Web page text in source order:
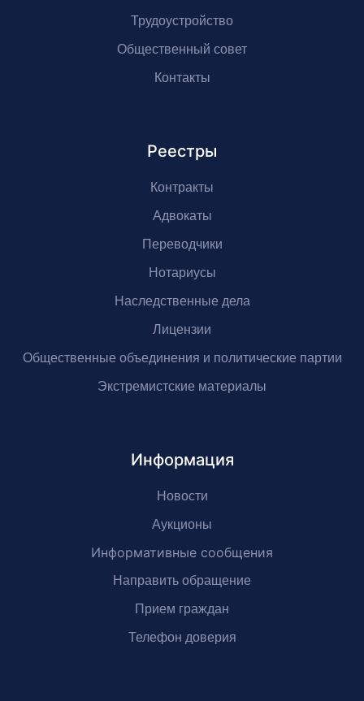
Трудоустройство
Общественный совет
Контакты
Реестры
Контракты
Адвокаты
Переводчики
Нотариусы
Наследственные дела
Лицензии
Общественные объединения и политические партии
Экстремистские материалы
Информация
Новости
Аукционы
Информативные сообщения
Направить обращение
Прием граждан
Телефон доверия